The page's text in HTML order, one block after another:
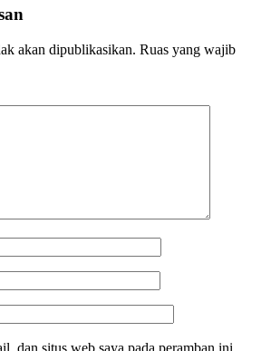
akan dipublikasikan. Ruas yang wajib
dan situs web saya pada peramban ini